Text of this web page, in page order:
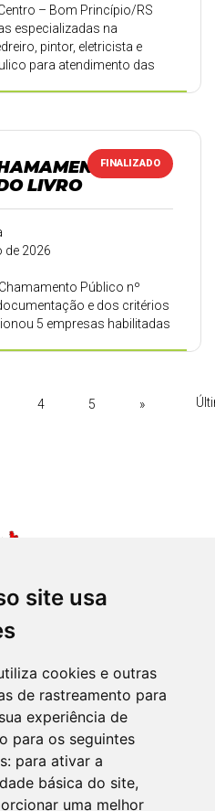
site usa
cookies e outras
de rastreamento para
experiência de
para os seguintes
para ativar a
básica do site,
uma melhor
– Bom Princípio/RS
especializadas na
pintor, eletricista e
para atendimento das
FINALIZADO
LIVRO
de 2026
Público nº
e dos critérios
5 empresas habilitadas
4 5 »
DO SUL
às 17h30, de segunda a
feiras das 7h às 13h